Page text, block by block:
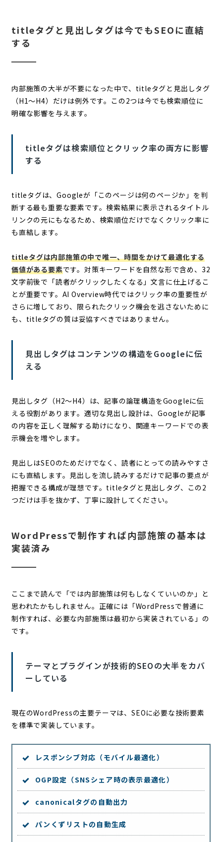
titleタグと見出しタグは今でもSEOに直結
する
内部施策の大半が不要になった中で、titleタグと見出しタグ
（H1〜H4）だけは例外です。この2つは今でも検索順位に
明確な影響を与えます。
titleタグは検索順位とクリック率の両方に影響
する
titleタグは、Googleが「このページは何のページか」を判
断する最も重要な要素です。検索結果に表示されるタイトル
リンクの元にもなるため、検索順位だけでなくクリック率に
も直結します。
titleタグは内部施策の中で唯一、時間をかけて最適化する
価値がある要素です。対策キーワードを自然な形で含め、32
文字前後で「読者がクリックしたくなる」文言に仕上げるこ
とが重要です。AI Overview時代ではクリック率の重要性が
さらに増しており、限られたクリック機会を逃さないために
も、titleタグの質は妥協すべきではありません。
見出しタグはコンテンツの構造をGoogleに伝
える
見出しタグ（H2〜H4）は、記事の論理構造をGoogleに伝
える役割があります。適切な見出し設計は、Googleが記事
の内容を正しく理解する助けになり、関連キーワードでの表
示機会を増やします。
見出しはSEOのためだけでなく、読者にとっての読みやすさ
にも直結します。見出しを流し読みするだけで記事の要点が
把握できる構成が理想です。titleタグと見出しタグ、この2
つだけは手を抜かず、丁寧に設計してください。
WordPressで制作すれば内部施策の基本は
実装済み
ここまで読んで「では内部施策は何もしなくていいのか」と
思われたかもしれません。正確には「WordPressで普通に
制作すれば、必要な内部施策は最初から実装されている」の
です。
テーマとプラグインが技術的SEOの大半をカバ
ーしている
現在のWordPressの主要テーマは、SEOに必要な技術要素
を標準で実装しています。
レスポンシブ対応（モバイル最適化）
OGP設定（SNSシェア時の表示最適化）
canonicalタグの自動出力
パンくずリストの自動生成